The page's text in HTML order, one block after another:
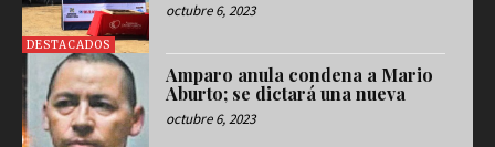
DESTACADOS
octubre 6, 2023
Amparo anula condena a Mario
Aburto; se dictará una nueva
octubre 6, 2023